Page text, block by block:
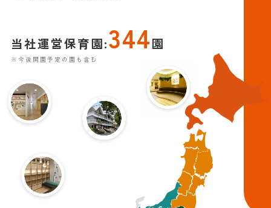
当社運営保育園:344園
※今後開園予定の園も含む